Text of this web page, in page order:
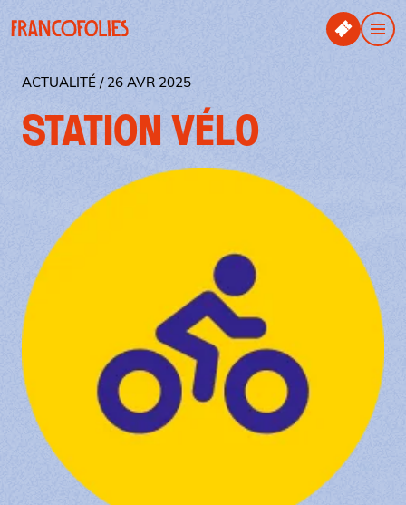
ACTUALITÉ / 26 AVR 2025
STATION VÉLO